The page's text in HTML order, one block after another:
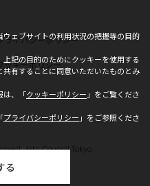
ェブサイトの利用状況の把握等の目的
上記の目的のためにクッキーを使用する
有することに同意いただいたものとみ
は、「クッキーポリシー 」をご覧くださ
プライバシーポリシー 」をご参照くださ
る
ライバシーポリシー
ッキーポリシー
Arts Council Tokyo.